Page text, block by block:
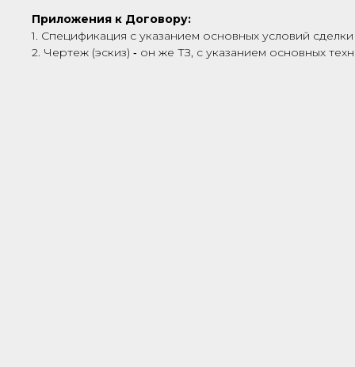
Приложения к Договору:
1. Спецификация с указанием основных условий
2. Чертеж (эскиз) ‑ он же ТЗ, с указанием основных